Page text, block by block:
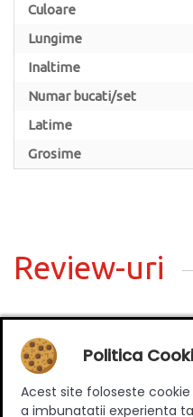
Culoare
Lungime
Inaltime
Numar bucati/set
Latime
Grosime
Review-uri
Deții sau ai utilizat
Spune-ți părerea
Politica
Acest site foloseste
a imbunatatii experienta